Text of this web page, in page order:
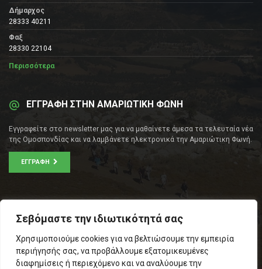
Σεβόμαστε την ιδιωτικότητά σας
Χρησιμοποιούμε cookies για να βελτιώσουμε την εμπειρία
περιήγησής σας, να προβάλλουμε εξατομικευμένες
διαφημίσεις ή περιεχόμενο και να αναλύουμε την
Δήμαρχος
28333 40211
Φαξ
28330 22104
Περισσότερα
ΕΓΓΡΑΦΗ ΣΤΗΝ ΑΜΑΡΙΩΤΙΚΗ ΦΩΝΗ
Εγγραφείτε στο newsletter μας για να μαθαίνετε άμεσα τα τελευταία νέα
της Ομοσπονδίας και να λαμβάνετε ηλεκτρονικά την Αμαριώτικη Φωνή.
ΕΓΓΡΑΦΉ
Τ.Κ.: 105 53
Τηλ. – Fax: 210 33 14 346